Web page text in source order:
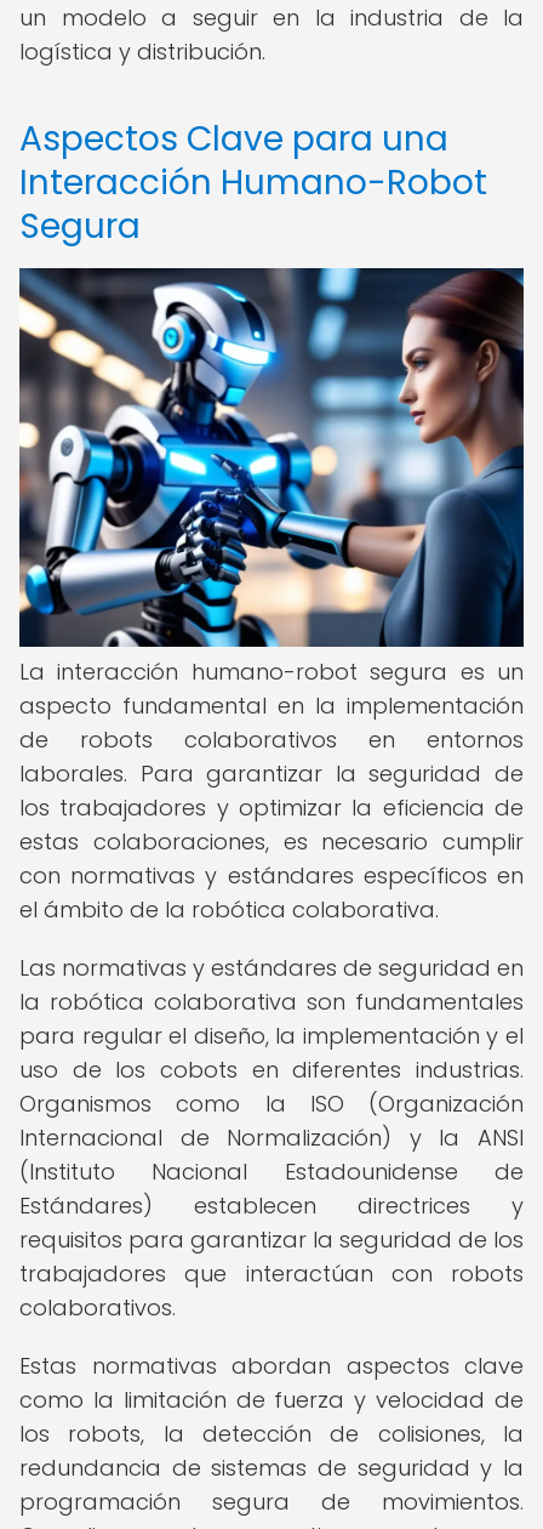
un modelo a seguir en la industria de la
logística y distribución.
Aspectos Clave para una
Interacción Humano-Robot
Segura
La interacción humano-robot segura es un
aspecto fundamental en la implementación
de robots colaborativos en entornos
laborales. Para garantizar la seguridad de
los trabajadores y optimizar la eficiencia de
estas colaboraciones, es necesario cumplir
con normativas y estándares específicos en
el ámbito de la robótica colaborativa.
Las normativas y estándares de seguridad en
la robótica colaborativa son fundamentales
para regular el diseño, la implementación y el
uso de los cobots en diferentes industrias.
Organismos como la ISO (Organización
Internacional de Normalización) y la ANSI
(Instituto Nacional Estadounidense de
Estándares) establecen directrices y
requisitos para garantizar la seguridad de los
trabajadores que interactúan con robots
colaborativos.
Estas normativas abordan aspectos clave
como la limitación de fuerza y velocidad de
los robots, la detección de colisiones, la
redundancia de sistemas de seguridad y la
programación segura de movimientos.